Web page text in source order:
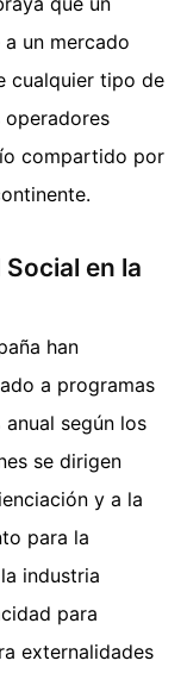
un mercado
cualquier tipo de
compartido por
en la
han
a programas
según los
se dirigen
y a la
para la
industria
para
externalidades